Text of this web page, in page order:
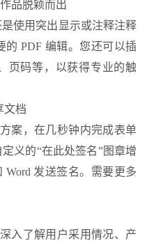
品脱颖而出
使用突出显示或注释注释
PDF 编辑。您还可以插
页码等，以获得专业的触
文档
案，在几秒钟内完成表单
义的“在此处签名”图章增
Word 发送签名。需要更多
入了解用户采用情况、产